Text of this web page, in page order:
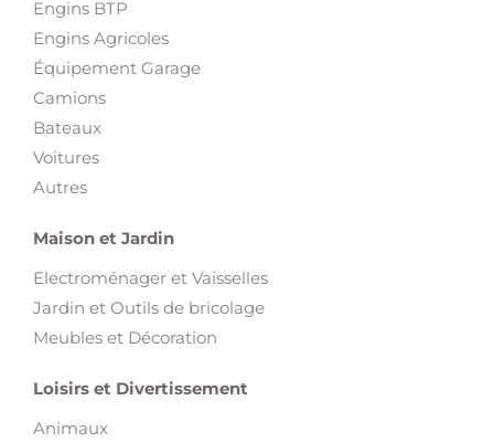
Engins BTP
Engins Agricoles
Équipement Garage
Camions
Bateaux
Voitures
Autres
Maison et Jardin
Electroménager et Vaisselles
Jardin et Outils de bricolage
Meubles et Décoration
Loisirs et Divertissement
Animaux